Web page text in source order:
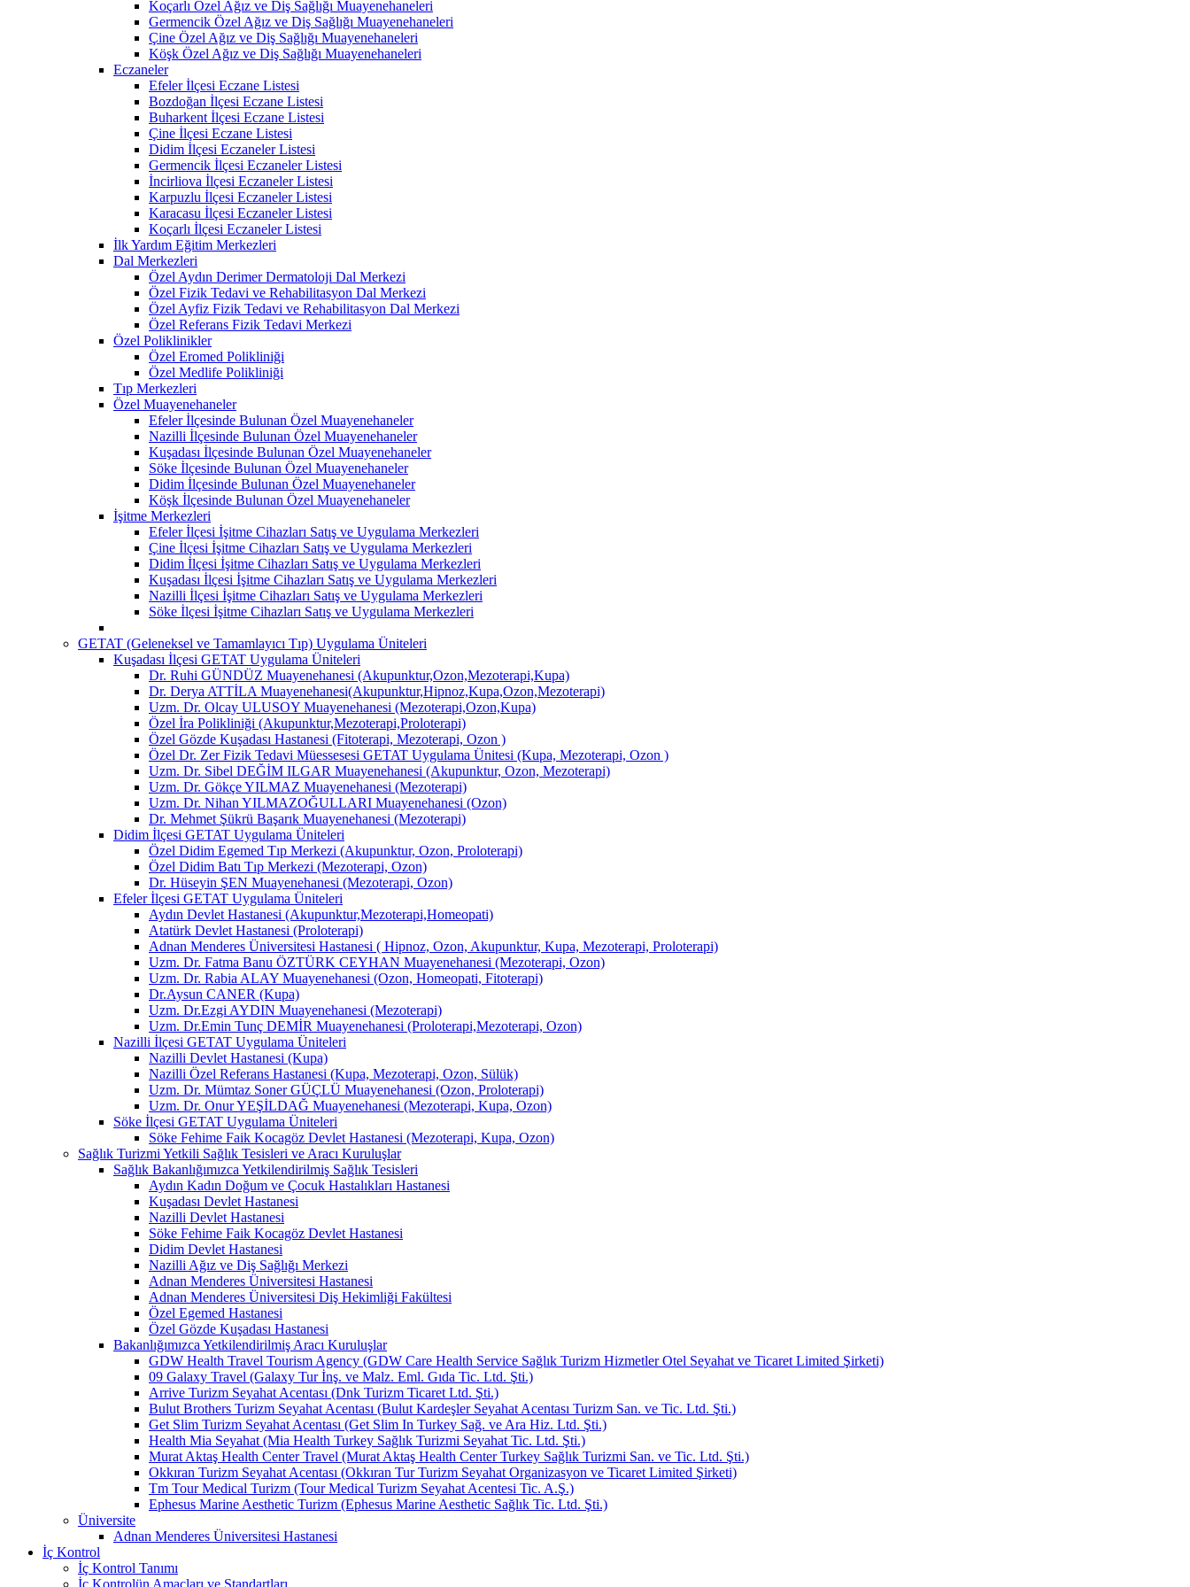
Koçarlı Özel Ağız ve Diş Sağlığı Muayenehaneleri
Germencik Özel Ağız ve Diş Sağlığı Muayenehaneleri
Çine Özel Ağız ve Diş Sağlığı Muayenehaneleri
Köşk Özel Ağız ve Diş Sağlığı Muayenehaneleri
Eczaneler
Efeler İlçesi Eczane Listesi
Bozdoğan İlçesi Eczane Listesi
Buharkent İlçesi Eczane Listesi
Çine İlçesi Eczane Listesi
Didim İlçesi Eczaneler Listesi
Germencik İlçesi Eczaneler Listesi
İncirliova İlçesi Eczaneler Listesi
Karpuzlu İlçesi Eczaneler Listesi
Karacasu İlçesi Eczaneler Listesi
Koçarlı İlçesi Eczaneler Listesi
İlk Yardım Eğitim Merkezleri
Dal Merkezleri
Özel Aydın Derimer Dermatoloji Dal Merkezi
Özel Fizik Tedavi ve Rehabilitasyon Dal Merkezi
Özel Ayfiz Fizik Tedavi ve Rehabilitasyon Dal Merkezi
Özel Referans Fizik Tedavi Merkezi
Özel Poliklinikler
Özel Eromed Polikliniği
Özel Medlife Polikliniği
Tıp Merkezleri
Özel Muayenehaneler
Efeler İlçesinde Bulunan Özel Muayenehaneler
Nazilli İlçesinde Bulunan Özel Muayenehaneler
Kuşadası İlçesinde Bulunan Özel Muayenehaneler
Söke İlçesinde Bulunan Özel Muayenehaneler
Didim İlçesinde Bulunan Özel Muayenehaneler
Köşk İlçesinde Bulunan Özel Muayenehaneler
İşitme Merkezleri
Efeler İlçesi İşitme Cihazları Satış ve Uygulama Merkezleri
Çine İlçesi İşitme Cihazları Satış ve Uygulama Merkezleri
Didim İlçesi İşitme Cihazları Satış ve Uygulama Merkezleri
Kuşadası İlçesi İşitme Cihazları Satış ve Uygulama Merkezleri
Nazilli İlçesi İşitme Cihazları Satış ve Uygulama Merkezleri
Söke İlçesi İşitme Cihazları Satış ve Uygulama Merkezleri
GETAT (Geleneksel ve Tamamlayıcı Tıp) Uygulama Üniteleri
Kuşadası İlçesi GETAT Uygulama Üniteleri
Dr. Ruhi GÜNDÜZ Muayenehanesi (Akupunktur,Ozon,Mezoterapi,Kupa)
Dr. Derya ATTİLA Muayenehanesi(Akupunktur,Hipnoz,Kupa,Ozon,Mezoterapi)
Uzm. Dr. Olcay ULUSOY Muayenehanesi (Mezoterapi,Ozon,Kupa)
Özel İra Polikliniği (Akupunktur,Mezoterapi,Proloterapi)
Özel Gözde Kuşadası Hastanesi (Fitoterapi, Mezoterapi, Ozon )
Özel Dr. Zer Fizik Tedavi Müessesesi GETAT Uygulama Ünitesi (Kupa, Mezoterapi, Ozon )
Uzm. Dr. Sibel DEĞİM ILGAR Muayenehanesi (Akupunktur, Ozon, Mezoterapi)
Uzm. Dr. Gökçe YILMAZ Muayenehanesi (Mezoterapi)
Uzm. Dr. Nihan YILMAZOĞULLARI Muayenehanesi (Ozon)
Dr. Mehmet Şükrü Başarık Muayenehanesi (Mezoterapi)
Didim İlçesi GETAT Uygulama Üniteleri
Özel Didim Egemed Tıp Merkezi (Akupunktur, Ozon, Proloterapi)
Özel Didim Batı Tıp Merkezi (Mezoterapi, Ozon)
Dr. Hüseyin ŞEN Muayenehanesi (Mezoterapi, Ozon)
Efeler İlçesi GETAT Uygulama Üniteleri
Aydın Devlet Hastanesi (Akupunktur,Mezoterapi,Homeopati)
Atatürk Devlet Hastanesi (Proloterapi)
Adnan Menderes Üniversitesi Hastanesi ( Hipnoz, Ozon, Akupunktur, Kupa, Mezoterapi, Proloterapi)
Uzm. Dr. Fatma Banu ÖZTÜRK CEYHAN Muayenehanesi (Mezoterapi, Ozon)
Uzm. Dr. Rabia ALAY Muayenehanesi (Ozon, Homeopati, Fitoterapi)
Dr.Aysun CANER (Kupa)
Uzm. Dr.Ezgi AYDIN Muayenehanesi (Mezoterapi)
Uzm. Dr.Emin Tunç DEMİR Muayenehanesi (Proloterapi,Mezoterapi, Ozon)
Nazilli İlçesi GETAT Uygulama Üniteleri
Nazilli Devlet Hastanesi (Kupa)
Nazilli Özel Referans Hastanesi (Kupa, Mezoterapi, Ozon, Sülük)
Uzm. Dr. Mümtaz Soner GÜÇLÜ Muayenehanesi (Ozon, Proloterapi)
Uzm. Dr. Onur YEŞİLDAĞ Muayenehanesi (Mezoterapi, Kupa, Ozon)
Söke İlçesi GETAT Uygulama Üniteleri
Söke Fehime Faik Kocagöz Devlet Hastanesi (Mezoterapi, Kupa, Ozon)
Sağlık Turizmi Yetkili Sağlık Tesisleri ve Aracı Kuruluşlar
Sağlık Bakanlığımızca Yetkilendirilmiş Sağlık Tesisleri
Aydın Kadın Doğum ve Çocuk Hastalıkları Hastanesi
Kuşadası Devlet Hastanesi
Nazilli Devlet Hastanesi
Söke Fehime Faik Kocagöz Devlet Hastanesi
Didim Devlet Hastanesi
Nazilli Ağız ve Diş Sağlığı Merkezi
Adnan Menderes Üniversitesi Hastanesi
Adnan Menderes Üniversitesi Diş Hekimliği Fakültesi
Özel Egemed Hastanesi
Özel Gözde Kuşadası Hastanesi
Bakanlığımızca Yetkilendirilmiş Aracı Kuruluşlar
GDW Health Travel Tourism Agency (GDW Care Health Service Sağlık Turizm Hizmetler Otel Seyahat ve Ticaret Limited Şirketi)
09 Galaxy Travel (Galaxy Tur İnş. ve Malz. Eml. Gıda Tic. Ltd. Şti.)
Arrive Turizm Seyahat Acentası (Dnk Turizm Ticaret Ltd. Şti.)
Bulut Brothers Turizm Seyahat Acentası (Bulut Kardeşler Seyahat Acentası Turizm San. ve Tic. Ltd. Şti.)
Get Slim Turizm Seyahat Acentası (Get Slim In Turkey Sağ. ve Ara Hiz. Ltd. Şti.)
Health Mia Seyahat (Mia Health Turkey Sağlık Turizmi Seyahat Tic. Ltd. Şti.)
Murat Aktaş Health Center Travel (Murat Aktaş Health Center Turkey Sağlık Turizmi San. ve Tic. Ltd. Şti.)
Okkıran Turizm Seyahat Acentası (Okkıran Tur Turizm Seyahat Organizasyon ve Ticaret Limited Şirketi)
Tm Tour Medical Turizm (Tour Medical Turizm Seyahat Acentesi Tic. A.Ş.)
Ephesus Marine Aesthetic Turizm (Ephesus Marine Aesthetic Sağlık Tic. Ltd. Şti.)
Üniversite
Adnan Menderes Üniversitesi Hastanesi
İç Kontrol
İç Kontrol Tanımı
İç Kontrolün Amaçları ve Standartları